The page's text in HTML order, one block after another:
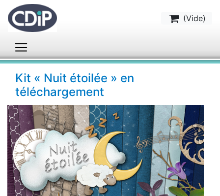
(Vide)
Kit « Nuit étoilée » en
téléchargement